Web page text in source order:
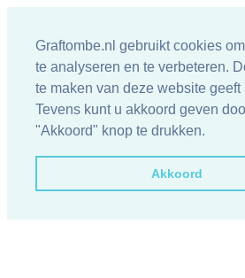
Graftombe.nl gebruikt cookies
te analyseren en te verbeteren.
te maken van deze website geeft
Tevens kunt u akkoord geven
"Akkoord" knop te drukken.
Akkoord